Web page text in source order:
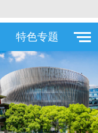
特色专题